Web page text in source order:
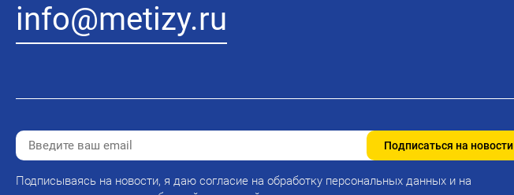
info@metizy.ru
Подписаться на новости
Подписываясь на новости, я даю согласие на обработку персональных данных и на